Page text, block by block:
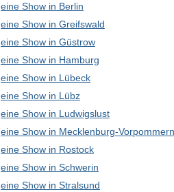
eine Show in Berlin
eine Show in Greifswald
eine Show in Güstrow
eine Show in Hamburg
eine Show in Lübeck
eine Show in Lübz
eine Show in Ludwigslust
eine Show in Mecklenburg-
eine Show in Rostock
eine Show in Schwerin
eine Show in Stralsund